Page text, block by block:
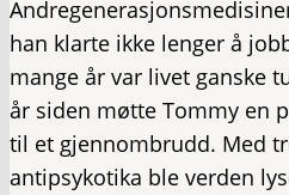
han klarte ikke lenger å
mange år var livet ganske
år siden møtte Tommy en
til et gjennombrudd. Med
antipsykotika ble verden